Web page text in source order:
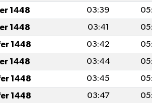
1448
03:39
1448
03:41
1448
03:42
1448
03:44
1448
03:45
1448
03:47